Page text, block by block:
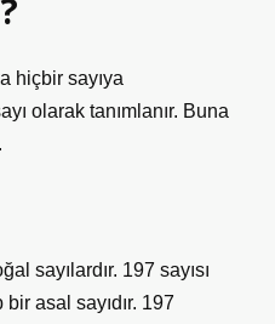
hiçbir sayıya
olarak tanımlanır. Buna
sayılardır. 197 sayısı
asal sayıdır. 197